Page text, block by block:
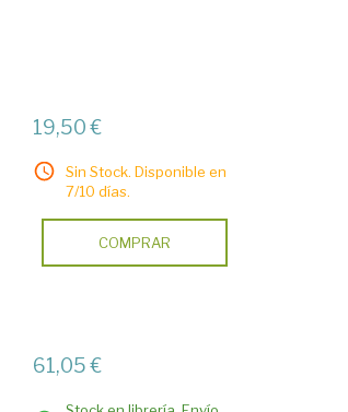
19,50 €
Sin Stock. Disponible en
7/10 días.
COMPRAR
61,05 €